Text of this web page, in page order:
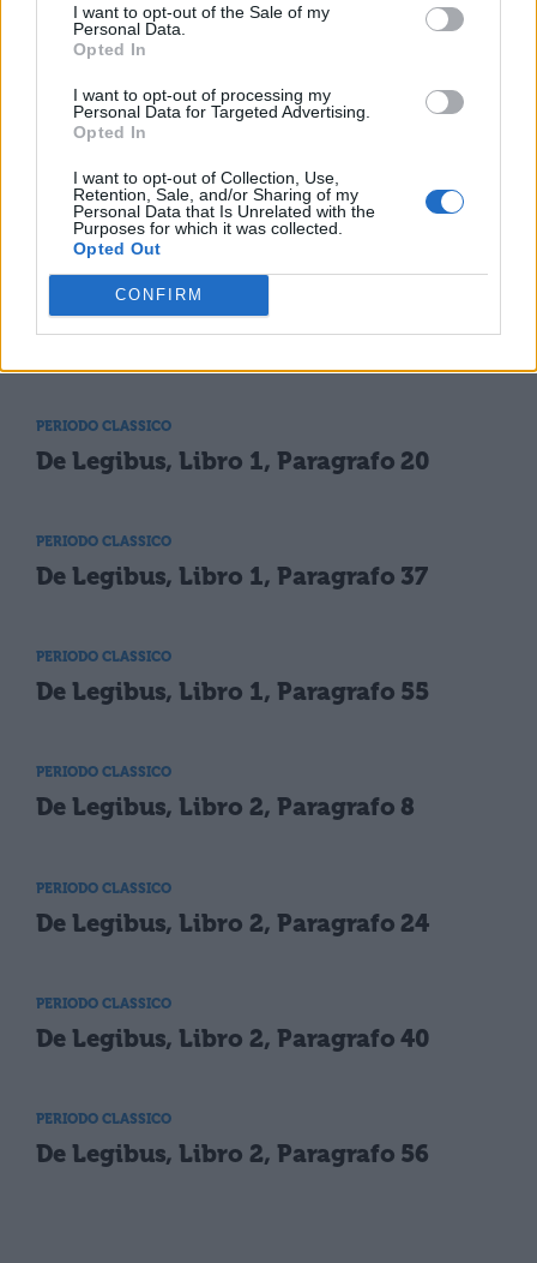
I want to opt-out of the Sale of my
Personal Data.
Opted In
I want to opt-out of processing my
Personal Data for Targeted Advertising.
Opted In
I want to opt-out of Collection, Use,
Retention, Sale, and/or Sharing of my
Personal Data that Is Unrelated with the
Purposes for which it was collected.
Opted Out
CONFIRM
necessario averlo.
TI POTREBBE INTERESSARE
PERIODO CLASSICO
PERIODO CLASSICO
De Legibus, Libro 1, Paragrafo 20
PERIODO CLASSICO
De Legibus, Libro 1, Paragrafo 37
PERIODO CLASSICO
De Legibus, Libro 1, Paragrafo 55
PERIODO CLASSICO
De Legibus, Libro 2, Paragrafo 8
PERIODO CLASSICO
De Legibus, Libro 2, Paragrafo 24
PERIODO CLASSICO
De Legibus, Libro 2, Paragrafo 40
PERIODO CLASSICO
De Legibus, Libro 2, Paragrafo 56